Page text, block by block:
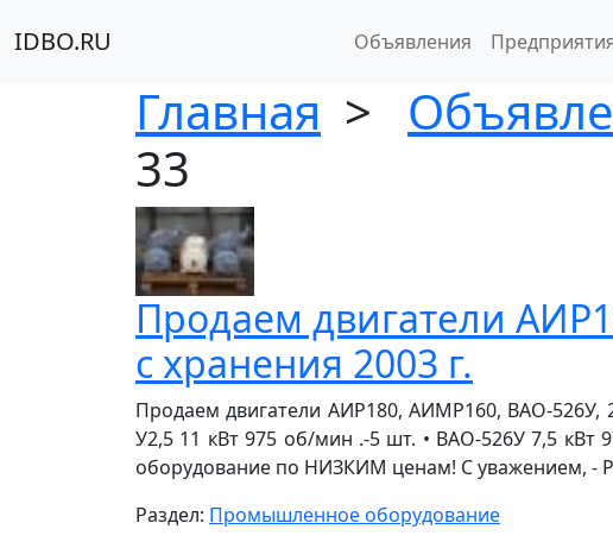
IDBO.RU Объявления
Главная >
33
Продаем двигатели
с хранения 2003 г.
Продаем двигатели АИР180, АИМР160, ВАО-526У,
У2,5 11 кВт 975 об/мин .-5 шт. • ВАО-526У 7,5 кВт
оборудование по НИЗКИМ ценам! C уважением, -
Раздел: Промышленное оборудование